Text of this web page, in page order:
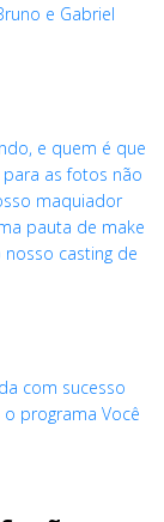
e Gabriel
e quem é que
as fotos não
maquiador
pauta de make
casting de
com sucesso
programa Você